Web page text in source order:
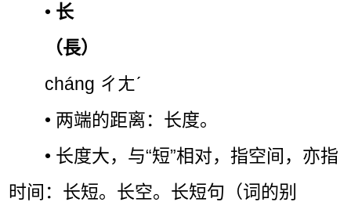
• 长
（長）
cháng ㄔㄤˊ
• 两端的距离：长度。
• 长度大，与“短”相对，指空间，亦指
时间：长短。长空。长短句（词的别